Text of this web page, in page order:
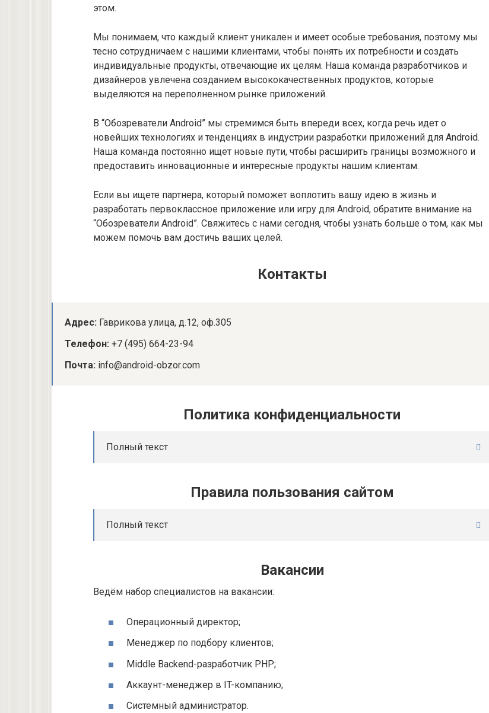
этом.
Мы понимаем, что каждый клиент уникален и имеет особые требования, поэтому мы
тесно сотрудничаем с нашими клиентами, чтобы понять их потребности и создать
индивидуальные продукты, отвечающие их целям. Наша команда разработчиков и
дизайнеров увлечена созданием высококачественных продуктов, которые
выделяются на переполненном рынке приложений.
В “Обозреватели Android” мы стремимся быть впереди всех, когда речь идет о
новейших технологиях и тенденциях в индустрии разработки приложений для Android.
Наша команда постоянно ищет новые пути, чтобы расширить границы возможного и
предоставить инновационные и интересные продукты нашим клиентам.
Если вы ищете партнера, который поможет воплотить вашу идею в жизнь и
разработать первоклассное приложение или игру для Android, обратите внимание на
“Обозреватели Android”. Свяжитесь с нами сегодня, чтобы узнать больше о том, как мы
можем помочь вам достичь ваших целей.
Контакты
Адрес: Гаврикова улица, д.12, оф.305
Телефон: +7 (495) 664-23-94
Почта: info@android-obzor.com
Политика конфиденциальности
Полный текст
Правила пользования сайтом
Полный текст
Вакансии
Ведём набор специалистов на вакансии:
Операционный директор;
Менеджер по подбору клиентов;
Middle Backend-разработчик PHP;
Аккаунт-менеджер в IT-компанию;
Системный администратор.